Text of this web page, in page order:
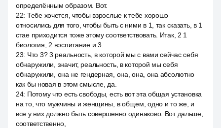
определённым образом. Вот.
22: Тебе хочется, чтобы взрослые к тебе хорошо
относились для того, чтобы быть с ними в 1, так сказать, в 1
стае приходится тоже этому соответствовать. Итак, 2 1
биология, 2 воспитание и 3.
23: Что 3? 3 реальность, в которой мы с вами сейчас себя
обнаружили, значит, реальность, в которой мы себя
обнаружили, она не гендерная, она, она, она абсолютно
как бы новая в этом смысле, да.
24: Потому что есть свободы, есть вот эта общая установка
на то, что мужчины и женщины, в общем, одно и то же, и
все у них должно быть совершенно одинаково. Вот дальше,
соответственно,